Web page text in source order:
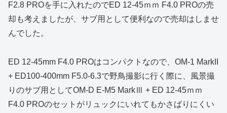
F2.8 PROを手に入れたのでED 12-45ｍｍ F4.0 PROの売
却も考えましたが、サブ用として便利なので売却はしませ
んでした。
ED 12-45mm F4.0 PROはコンパクトなので、OM-1 MarkII
+ ED100-400mm F5.0-6.3で野鳥撮影に行く際に、風景撮
りのサブ用としてOM-D E-M5 MarkⅢ + ED 12-45ｍｍ
F4.0 PROのセットがリュックにいれてもかさばりにくい